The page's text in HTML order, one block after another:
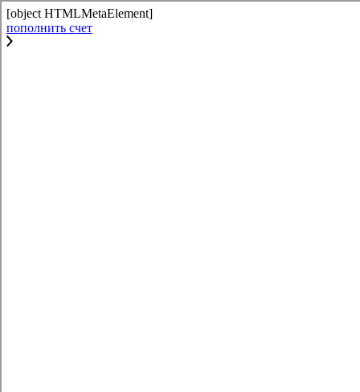
[object HTMLMetaElement]
пополнить счет